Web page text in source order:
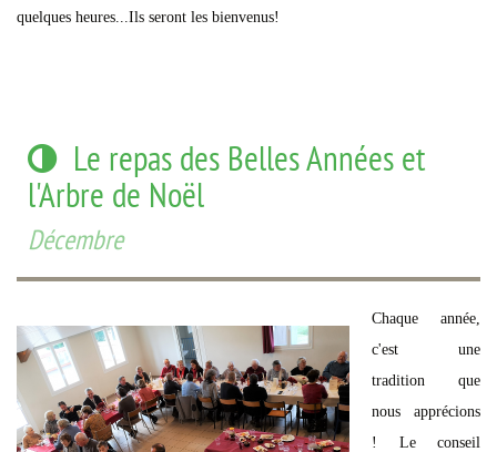
quelques heures...Ils seront les bienvenus!
Le repas des Belles Années et
l'Arbre de Noël
Décembre
Chaque année,
c'est une
tradition que
nous apprécions
! Le conseil